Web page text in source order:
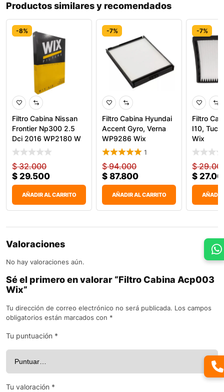
Productos similares y recomendados
-8%
Filtro Cabina Nissan
Frontier Np300 2.5
Dci 2016 WP2180 W
$32.000
$ 29.500
AÑADIR AL CARRITO
-7%
Filtro Cabina Hyundai
Accent Gyro, Verna
WP9286 Wix
1
$94.000
$ 87.800
AÑADIR AL CARRITO
-7%
Filtro
I10,
Wix
$
$
AÑADIR
Valoraciones
No hay valoraciones aún.
Sé el primero en valorar “Filtro Cabina Acp003
Wix”
Tu dirección de correo electrónico no será publicada. Los campos
obligatorios están marcados con *
Tu puntuación *
Tu valoración *